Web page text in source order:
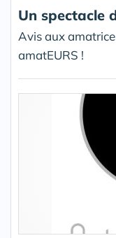
Un spectacle
Avis aux
amatEURS !